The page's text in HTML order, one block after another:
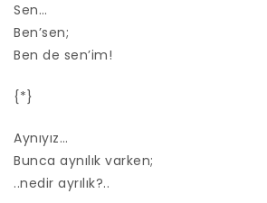
Sen…
Ben’sen;
Ben de sen’im!
{*}
Aynıyız…
Bunca aynılık varken;
..nedir ayrılık?..